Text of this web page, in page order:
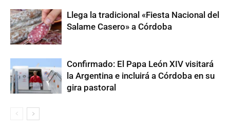
Llega la tradicional «Fiesta Nacional del
Salame Casero» a Córdoba
Confirmado: El Papa León XIV visitará
la Argentina e incluirá a Córdoba en su
gira pastoral